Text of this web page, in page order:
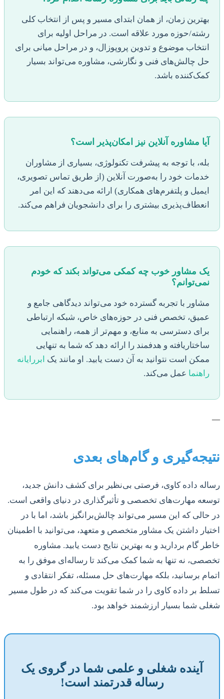
بهترین زمان، از همان ابتدای مسیر و پس از انتخاب کلی
رشته/حوزه مورد علاقه است. در مراحل اولیه برای
انتخاب موضوع و تدوین پروپوزال، و در مراحل میانی برای
حل چالش‌های فنی و نگارشی، مشاوره می‌تواند بسیار
کمک‌کننده باشد.
آیا مشاوره آنلاین نیز امکان‌پذیر است؟
بله، با توجه به پیشرفت تکنولوژی، بسیاری از مشاوران
خدمات خود را به‌صورت آنلاین (از طریق تماس تصویری،
ایمیل و پلتفرم‌های همکاری) ارائه می‌دهند که این امر
انعطاف‌پذیری بیشتری را برای دانشجویان فراهم می‌کند.
یک مشاور خوب چه کمکی می‌تواند بکند که خودم
نمی‌توانم؟
مشاور با تجربه گسترده خود می‌تواند دیدگاهی جامع و
عمیق، تخصص فنی در حوزه‌های خاص، شبکه ارتباطی
برای دسترسی به منابع، و مهم‌تر از همه، راهنمایی
ساختاریافته و هدفمند را ارائه دهد که شما به تنهایی
ممکن است نتوانید به آن دست یابید. او مانند یک ابررایانه
راهنما عمل می‌کند.
—
نتیجه‌گیری و گام‌های بعدی
رساله داده کاوی، فرصتی بی‌نظیر برای کشف دانش جدید،
توسعه مهارت‌های تخصصی و تأثیرگذاری در دنیای واقعی است.
در حالی که این مسیر می‌تواند چالش‌برانگیز باشد، اما با در
اختیار داشتن یک مشاور متخصص و متعهد، می‌توانید با اطمینان
خاطر گام بردارید و به بهترین نتایج دست یابید. مشاوره
تخصصی، نه تنها به شما کمک می‌کند تا رساله‌ای موفق را به
اتمام برسانید، بلکه مهارت‌های حل مسئله، تفکر انتقادی و
تسلط بر داده کاوی را در شما تقویت می‌کند که در طول مسیر
شغلی شما بسیار ارزشمند خواهد بود.
آینده شغلی و علمی شما در گروی یک
رساله قدرتمند است!